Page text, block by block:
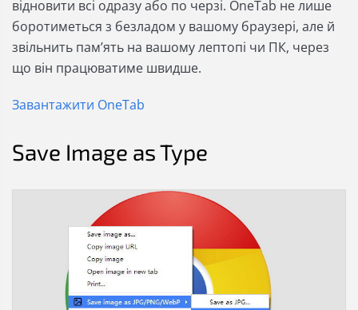
відновити всі одразу або по черзі. OneTab не лише
боротиметься з безладом у вашому браузері, але й
звільнить пам’ять на вашому лептопі чи ПК, через
що він працюватиме швидше.
Завантажити OneTab
Save Image as Type